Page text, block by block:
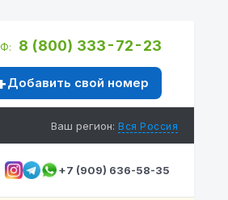
8 (800) 333-72-23
Добавить свой номер
Ваш регион: Вся Россия
+7 (909) 636-58-35